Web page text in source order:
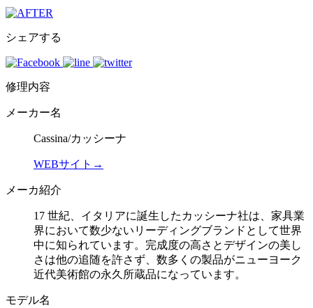
シェアする
修理内容
メーカー名
Cassina/カッシーナ
WEBサイト→
メーカ紹介
17 世紀、イタリアに誕生したカッシーナ社は、家具業
界において数少ないリーディングブランドとして世界
中に知られています。完成度の高さとデザインの美し
さは他の追随を許さず、数多くの製品がニューヨーク
近代美術館の永久所蔵品になっています。
モデル名